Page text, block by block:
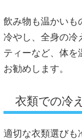
飲み物も温かいも
冷やし、全身の冷
ティーなど、体を
お勧めします。
衣類での冷
適切な衣類選びも